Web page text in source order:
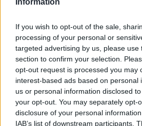
Information
If you wish to opt-out of the sale,
processing of your personal or
targeted advertising by us, please use
section to confirm your selection.
opt-out request is processed you may
interest-based ads based on personal
us or personal information disclosed
your opt-out. You may separately opt-
disclosure of your personal
IAB’s list of downstream participants.